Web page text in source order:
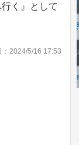
く』として
：2024/5/16 17:53